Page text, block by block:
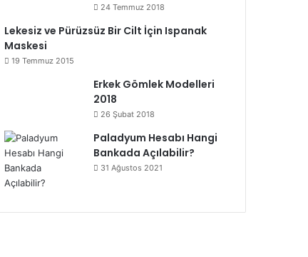
24 Temmuz 2018
Lekesiz ve Pürüzsüz Bir Cilt İçin Ispanak
Maskesi
19 Temmuz 2015
Erkek Gömlek Modelleri
2018
26 Şubat 2018
Paladyum Hesabı Hangi
Bankada Açılabilir?
31 Ağustos 2021